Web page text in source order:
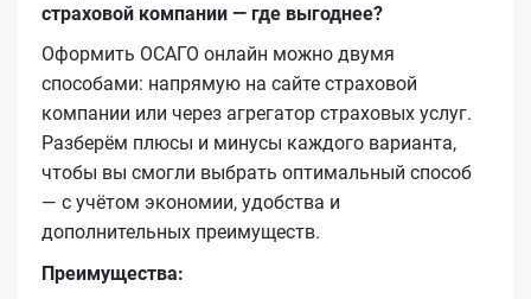
страховой компании — где выгоднее?
Оформить ОСАГО онлайн можно двумя
способами: напрямую на сайте страховой
компании или через агрегатор страховых услуг.
Разберём плюсы и минусы каждого варианта,
чтобы вы смогли выбрать оптимальный способ
— с учётом экономии, удобства и
дополнительных преимуществ.
Преимущества: